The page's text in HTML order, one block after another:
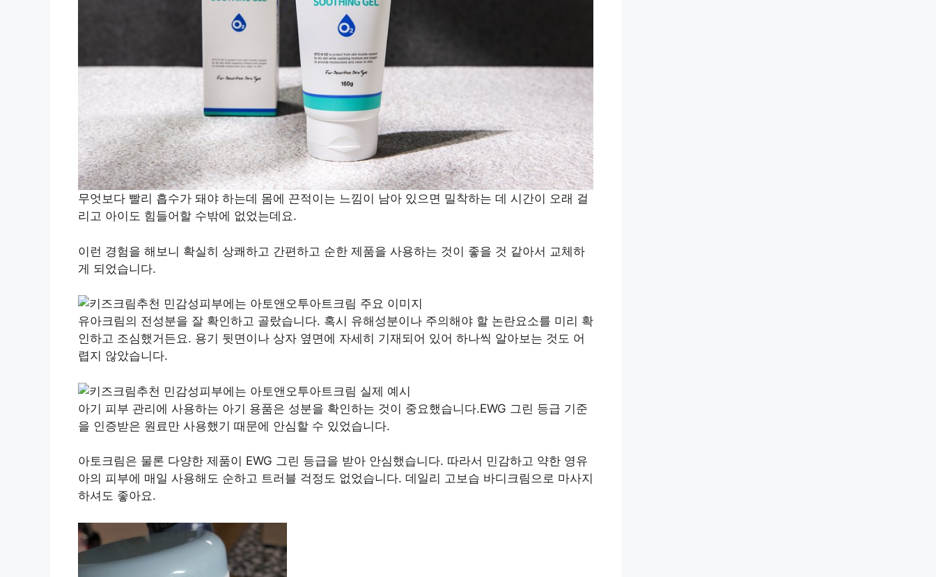
무엇보다 빨리 흡수가 돼야 하는데 몸에 끈적이는 느낌이 남아 있으면 밀착하는 데 시간이 오래 걸
리고 아이도 힘들어할 수밖에 없었는데요.
이런 경험을 해보니 확실히 상쾌하고 간편하고 순한 제품을 사용하는 것이 좋을 것 같아서 교체하
게 되었습니다.
유아크림의 전성분을 잘 확인하고 골랐습니다. 혹시 유해성분이나 주의해야 할 논란요소를 미리 확
인하고 조심했거든요. 용기 뒷면이나 상자 옆면에 자세히 기재되어 있어 하나씩 알아보는 것도 어
렵지 않았습니다.
아기 피부 관리에 사용하는 아기 용품은 성분을 확인하는 것이 중요했습니다.EWG 그린 등급 기준
을 인증받은 원료만 사용했기 때문에 안심할 수 있었습니다.
아토크림은 물론 다양한 제품이 EWG 그린 등급을 받아 안심했습니다. 따라서 민감하고 약한 영유
아의 피부에 매일 사용해도 순하고 트러블 걱정도 없었습니다. 데일리 고보습 바디크림으로 마사지
하셔도 좋아요.